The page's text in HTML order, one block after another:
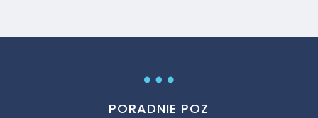
…
PORADNIE POZ